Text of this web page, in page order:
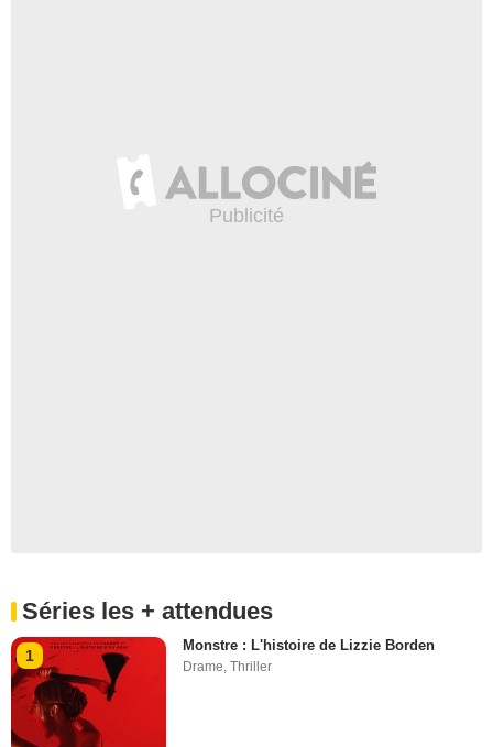
Séries les + attendues
1
Monstre : L'histoire de Lizzie Borden
Drame,Thriller